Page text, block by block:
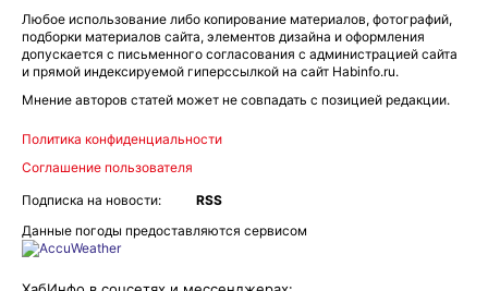
Любое использование либо копирование материалов, фотографий,
подборки материалов сайта, элементов дизайна и оформления
допускается с письменного согласования с администрацией сайта
и прямой индексируемой гиперссылкой на сайт Habinfo.ru.
Мнение авторов статей может не совпадать с позицией редакции.
Политика конфиденциальности
Соглашение пользователя
Подписка на новости:
RSS
Данные погоды предоставляются сервисом